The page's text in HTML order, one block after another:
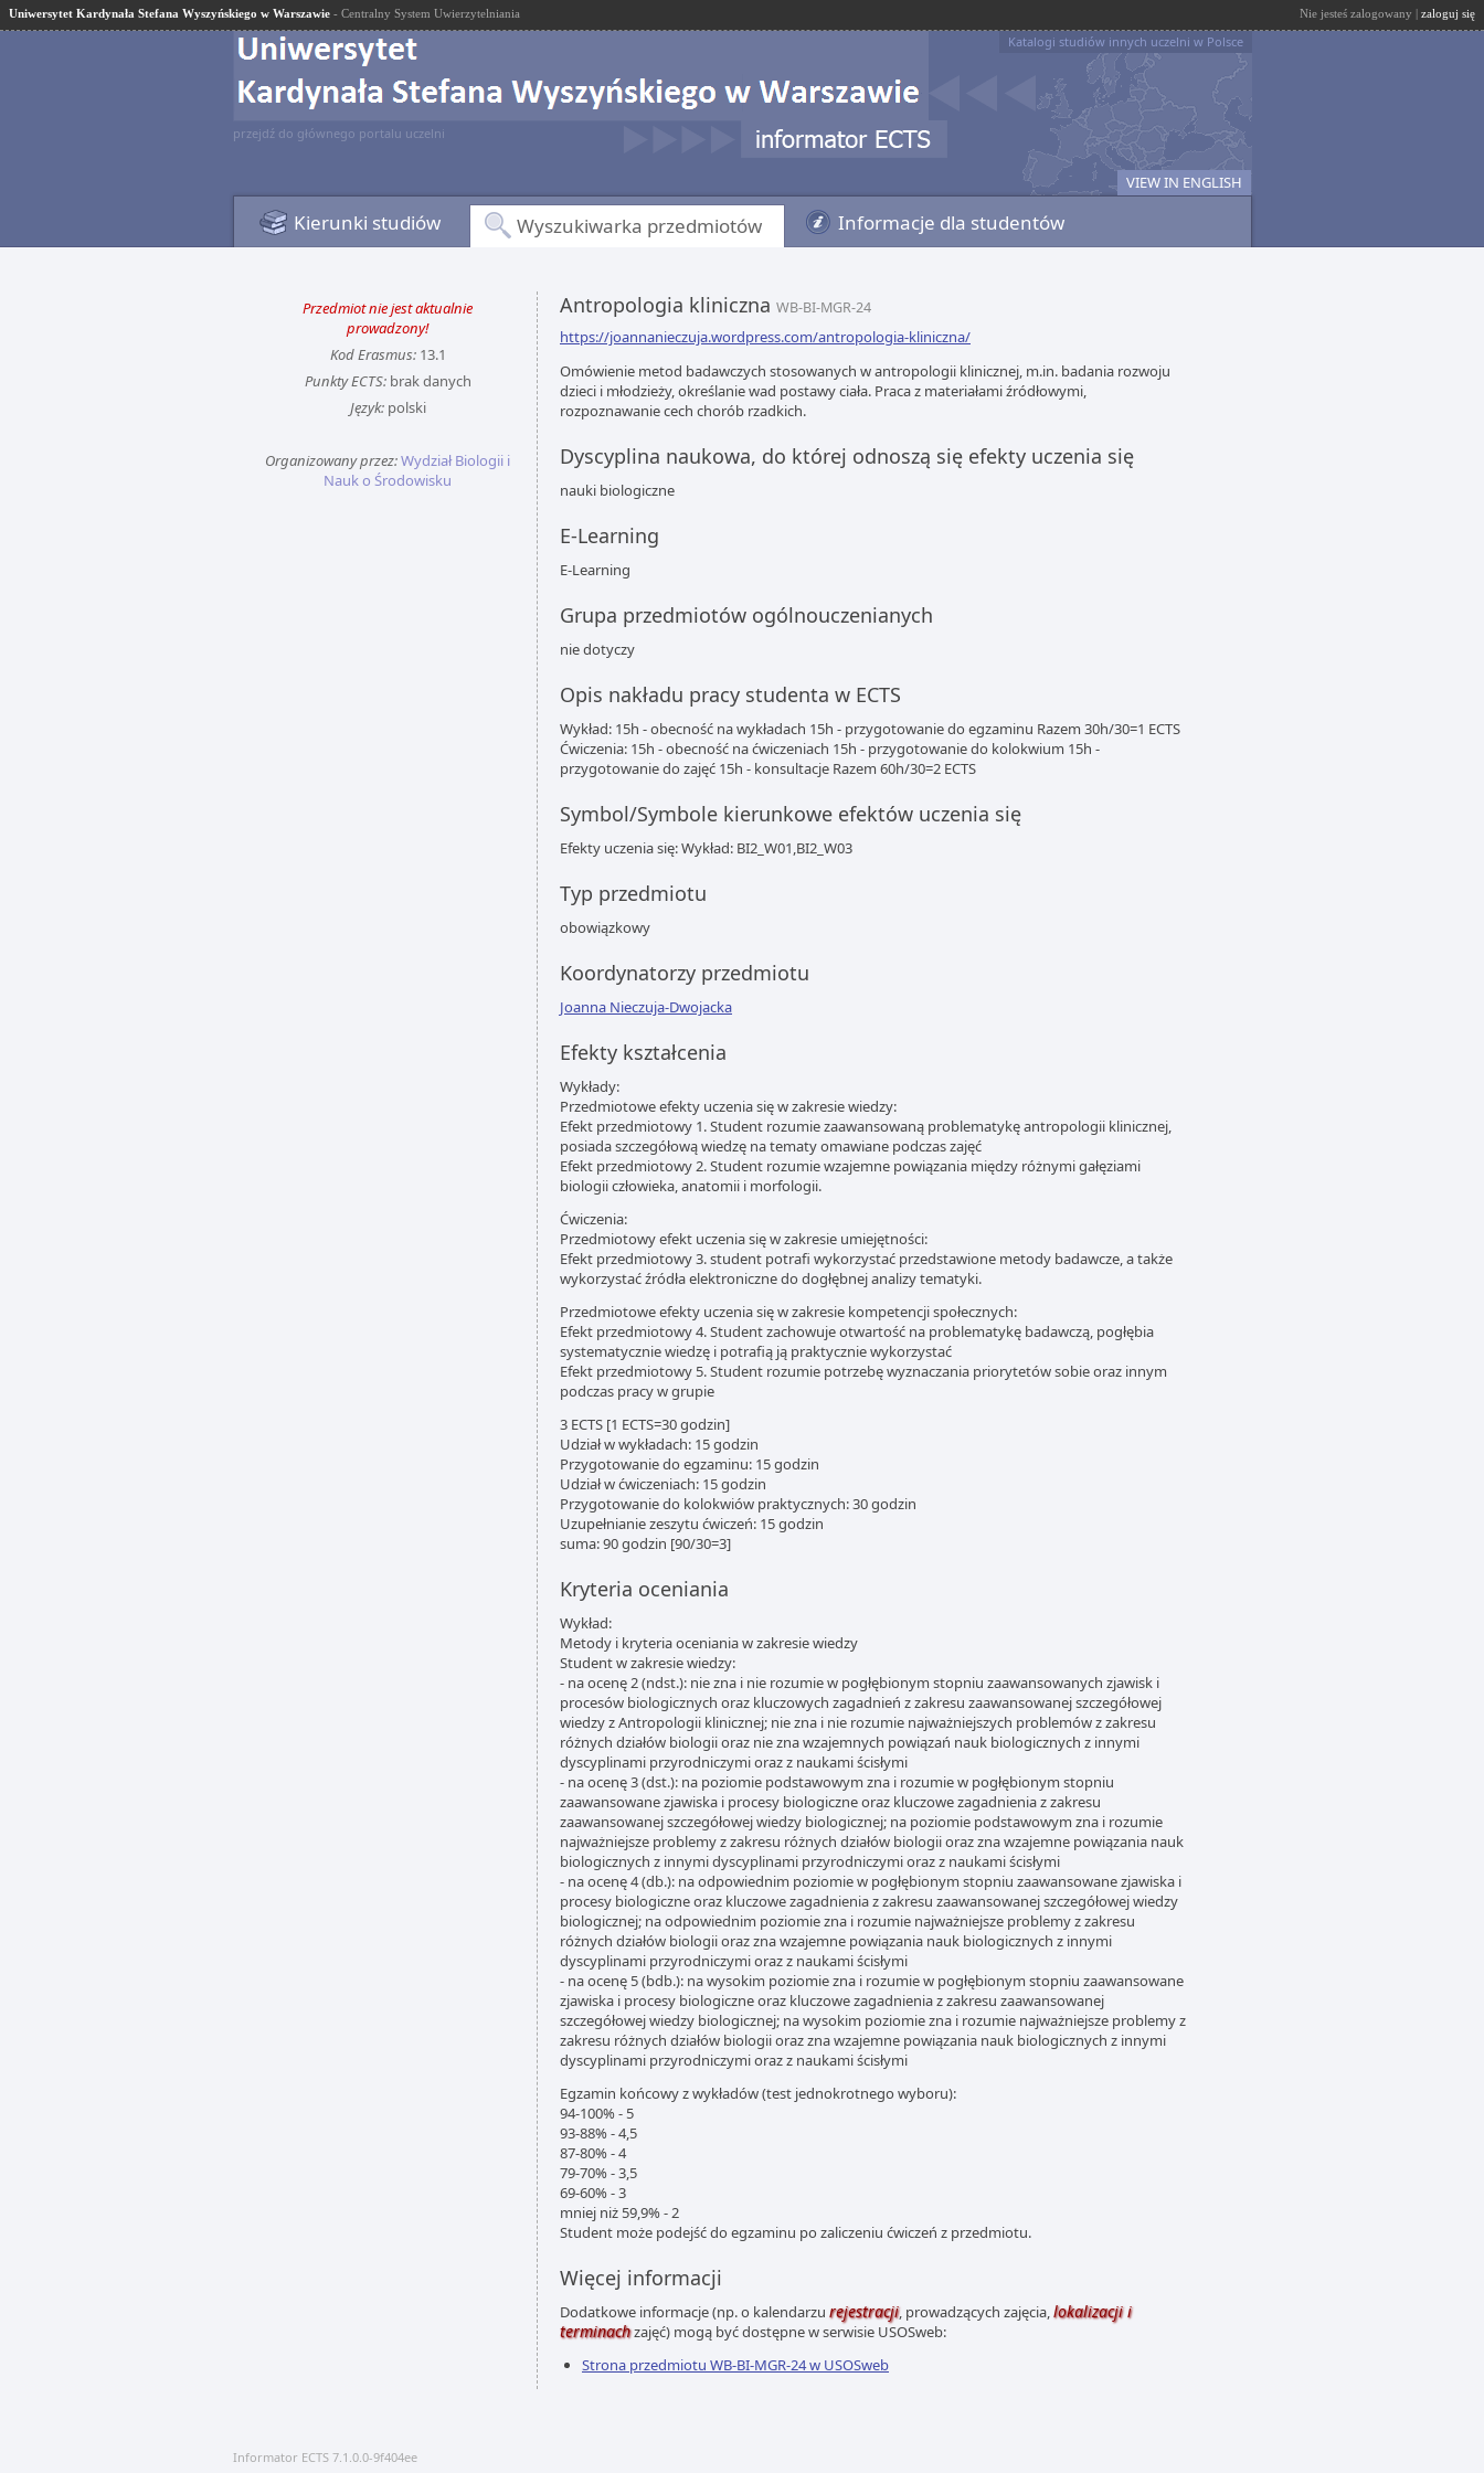
Uniwersytet Kardynała Stefana Wyszyńskiego w Warszawie - Centralny System Uwierzytelniania Nie jesteś zalogowany | zaloguj się
przejdź do głównego portalu uczelni
Katalogi studiów innych uczelni w Polsce
VIEW IN ENGLISH
Kierunki studiów Wyszukiwarka przedmiotów Informacje dla studentów
Przedmiot nie jest aktualnie
prowadzony!
Kod Erasmus:13.1
Punkty ECTS:brak danych
Język:polski
Organizowany przez:Wydział Biologii i
Nauk o Środowisku
Antropologia kliniczna WB-BI-MGR-24
https://joannanieczuja.wordpress.com/antropologia-kliniczna/
Omówienie metod badawczych stosowanych w antropologii klinicznej, m.in. badania rozwoju
dzieci i młodzieży, określanie wad postawy ciała. Praca z materiałami źródłowymi,
rozpoznawanie cech chorób rzadkich.
Dyscyplina naukowa, do której odnoszą się efekty uczenia się
nauki biologiczne
E-Learning
E-Learning
Grupa przedmiotów ogólnouczenianych
nie dotyczy
Opis nakładu pracy studenta w ECTS
Wykład: 15h - obecność na wykładach 15h - przygotowanie do egzaminu Razem 30h/30=1 ECTS
Ćwiczenia: 15h - obecność na ćwiczeniach 15h - przygotowanie do kolokwium 15h -
przygotowanie do zajęć 15h - konsultacje Razem 60h/30=2 ECTS
Symbol/Symbole kierunkowe efektów uczenia się
Efekty uczenia się: Wykład: BI2_W01,BI2_W03
Typ przedmiotu
obowiązkowy
Koordynatorzy przedmiotu
Joanna Nieczuja-Dwojacka
Efekty kształcenia
Wykłady:
Przedmiotowe efekty uczenia się w zakresie wiedzy:
Efekt przedmiotowy 1. Student rozumie zaawansowaną problematykę antropologii klinicznej,
posiada szczegółową wiedzę na tematy omawiane podczas zajęć
Efekt przedmiotowy 2. Student rozumie wzajemne powiązania między różnymi gałęziami
biologii człowieka, anatomii i morfologii.
Ćwiczenia:
Przedmiotowy efekt uczenia się w zakresie umiejętności:
Efekt przedmiotowy 3. student potrafi wykorzystać przedstawione metody badawcze, a także
wykorzystać źródła elektroniczne do dogłębnej analizy tematyki.
Przedmiotowe efekty uczenia się w zakresie kompetencji społecznych:
Efekt przedmiotowy 4. Student zachowuje otwartość na problematykę badawczą, pogłębia
systematycznie wiedzę i potrafią ją praktycznie wykorzystać
Efekt przedmiotowy 5. Student rozumie potrzebę wyznaczania priorytetów sobie oraz innym
podczas pracy w grupie
3 ECTS [1 ECTS=30 godzin]
Udział w wykładach: 15 godzin
Przygotowanie do egzaminu: 15 godzin
Udział w ćwiczeniach: 15 godzin
Przygotowanie do kolokwiów praktycznych: 30 godzin
Uzupełnianie zeszytu ćwiczeń: 15 godzin
suma: 90 godzin [90/30=3]
Kryteria oceniania
Wykład:
Metody i kryteria oceniania w zakresie wiedzy
Student w zakresie wiedzy:
- na ocenę 2 (ndst.): nie zna i nie rozumie w pogłębionym stopniu zaawansowanych zjawisk i
procesów biologicznych oraz kluczowych zagadnień z zakresu zaawansowanej szczegółowej
wiedzy z Antropologii klinicznej; nie zna i nie rozumie najważniejszych problemów z zakresu
różnych działów biologii oraz nie zna wzajemnych powiązań nauk biologicznych z innymi
dyscyplinami przyrodniczymi oraz z naukami ścisłymi
- na ocenę 3 (dst.): na poziomie podstawowym zna i rozumie w pogłębionym stopniu
zaawansowane zjawiska i procesy biologiczne oraz kluczowe zagadnienia z zakresu
zaawansowanej szczegółowej wiedzy biologicznej; na poziomie podstawowym zna i rozumie
najważniejsze problemy z zakresu różnych działów biologii oraz zna wzajemne powiązania nauk
biologicznych z innymi dyscyplinami przyrodniczymi oraz z naukami ścisłymi
- na ocenę 4 (db.): na odpowiednim poziomie w pogłębionym stopniu zaawansowane zjawiska i
procesy biologiczne oraz kluczowe zagadnienia z zakresu zaawansowanej szczegółowej wiedzy
biologicznej; na odpowiednim poziomie zna i rozumie najważniejsze problemy z zakresu
różnych działów biologii oraz zna wzajemne powiązania nauk biologicznych z innymi
dyscyplinami przyrodniczymi oraz z naukami ścisłymi
- na ocenę 5 (bdb.): na wysokim poziomie zna i rozumie w pogłębionym stopniu zaawansowane
zjawiska i procesy biologiczne oraz kluczowe zagadnienia z zakresu zaawansowanej
szczegółowej wiedzy biologicznej; na wysokim poziomie zna i rozumie najważniejsze problemy z
zakresu różnych działów biologii oraz zna wzajemne powiązania nauk biologicznych z innymi
dyscyplinami przyrodniczymi oraz z naukami ścisłymi
Egzamin końcowy z wykładów (test jednokrotnego wyboru):
94-100% - 5
93-88% - 4,5
87-80% - 4
79-70% - 3,5
69-60% - 3
mniej niż 59,9% - 2
Student może podejść do egzaminu po zaliczeniu ćwiczeń z przedmiotu.
Więcej informacji
Dodatkowe informacje (np. o kalendarzu rejestracji, prowadzących zajęcia,lokalizacji i
terminachzajęć) mogą być dostępne w serwisie USOSweb:
Strona przedmiotu WB-BI-MGR-24 w USOSweb
Informator ECTS 7.1.0.0-9f404ee